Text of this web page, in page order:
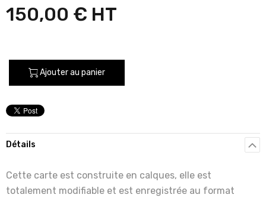
150,00 €
Ajouter au panier
Détails
Cette carte est construite en calques, elle est
totalement modifiable et est enregistrée au format